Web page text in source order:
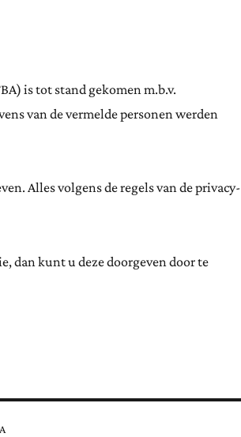
is tot stand gekomen m.b.v.
van de vermelde personen werden
Alles volgens de regels van de privacy-
dan kunt u deze doorgeven door te